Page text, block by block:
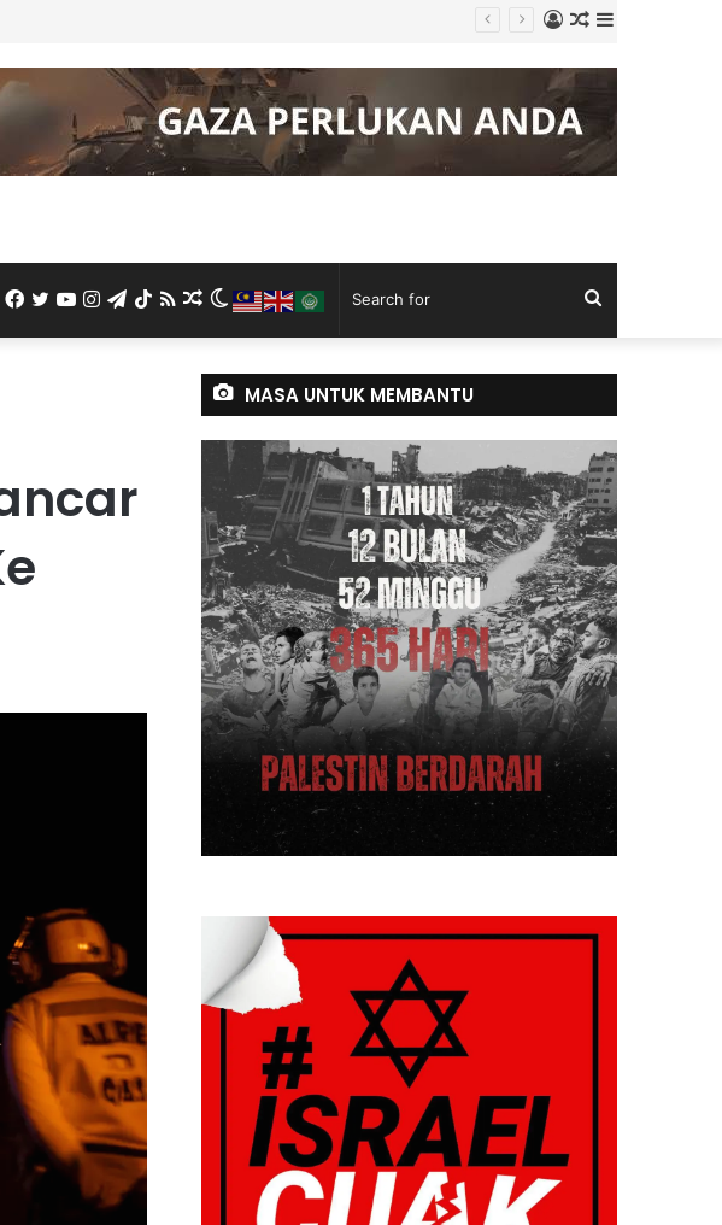
Random
Article
Log
In
for
Switch
skin
Random
Article
RSS
TikTok
Telegram
Instagram
YouTube
Twitter
Facebook
MASA UNTUK MEMBANTU